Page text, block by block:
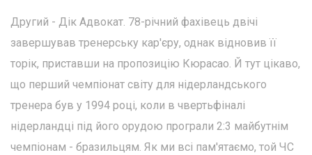
Другий - Дік Адвокат. 78-річний фахівець двічі
завершував тренерську кар'єру, однак відновив її
торік, приставши на пропозицію Кюрасао. Й тут цікаво,
що перший чемпіонат світу для нідерландського
тренера був у 1994 році, коли в чвертьфіналі
нідерландці під його орудою програли 2:3 майбутнім
чемпіонам - бразильцям. Як ми всі пам'ятаємо, той ЧС